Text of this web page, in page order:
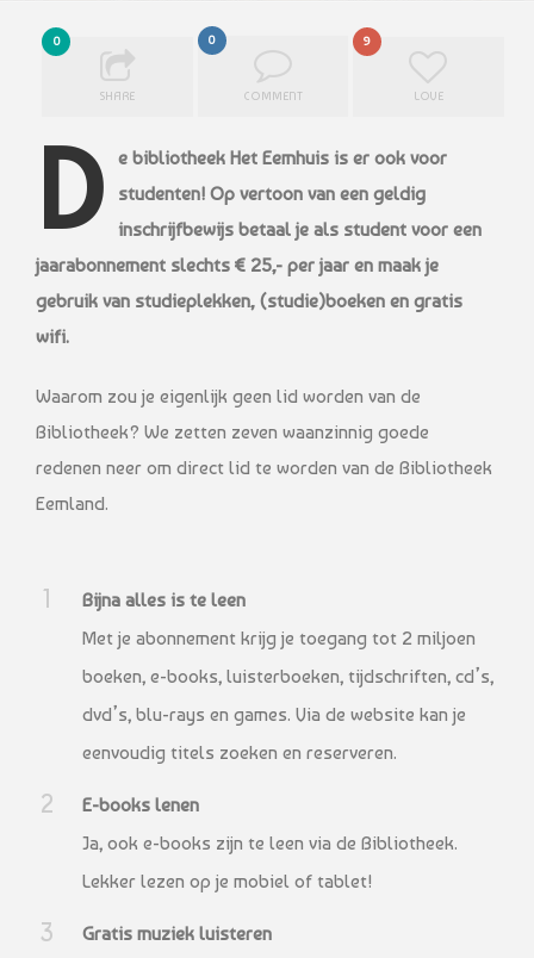
0
SHARE
0
COMMENT
9
LOVE
D
e bibliotheek Het Eemhuis is er ook voor
studenten! Op vertoon van een geldig
inschrijfbewijs betaal je als student voor een
jaarabonnement slechts € 25,- per jaar en maak je
gebruik van studieplekken, (studie)boeken en gratis
wifi.
Waarom zou je eigenlijk geen lid worden van de
Bibliotheek? We zetten zeven waanzinnig goede
redenen neer om direct lid te worden van de Bibliotheek
Eemland.
Bijna alles is te leen
Met je abonnement krijg je toegang tot 2 miljoen
boeken, e-books, luisterboeken, tijdschriften, cd’s,
dvd’s, blu-rays en games. Via de website kan je
eenvoudig titels zoeken en reserveren.
E-books lenen
Ja, ook e-books zijn te leen via de Bibliotheek.
Lekker lezen op je mobiel of tablet!
Gratis muziek luisteren